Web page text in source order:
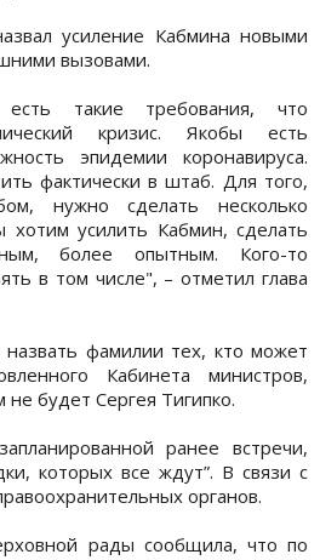
усиление Кабмина новыми
вызовами.
такие требования, что
кризис. Якобы есть
эпидемии коронавируса.
фактически в штаб. Для того,
нужно сделать несколько
усилить Кабмин, сделать
более опытным. Кого-то
в том числе", – отметил глава
фамилии тех, кто может
Кабинета министров,
будет Сергея Тигипко.
ранее встречи,
которых все ждут”. В связи с
органов.
рады сообщила, что по